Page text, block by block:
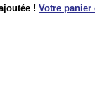
! Votre panier